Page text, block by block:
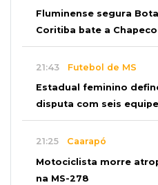
Fluminense segura
Coritiba bate a
21:43 Futebol de MS
Estadual feminino
disputa com seis
21:25 Caarapó
Motociclista morre
na MS-278